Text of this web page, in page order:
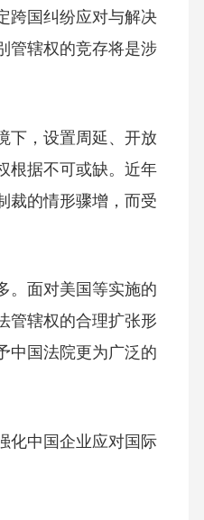
跨国纠纷应对与解决
管辖权的竞存将是涉
下，设置周延、开放
根据不可或缺。近年
裁的情形骤增，而受
。面对美国等实施的
管辖权的合理扩张形
中国法院更为广泛的
化中国企业应对国际